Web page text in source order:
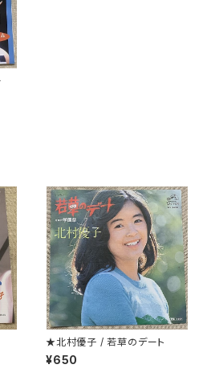
★北村優子 / 若草のデート
¥650